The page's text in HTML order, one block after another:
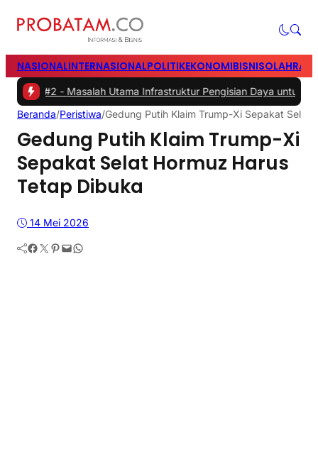
NASIONALINTERNASIONALPOLITIKEKONOMIBISNIS
Masalah Utama Infrastruktur Pengisian Daya untuk Mobil
Beranda/Peristiwa/Gedung Putih Klaim Trump-Xi Sepakat Selat
Gedung Putih Klaim Trump-Xi
Sepakat Selat Hormuz Harus
Tetap Dibuka
14 Mei 2026
Facebook Twitter Pinterest Mail WhatsApp